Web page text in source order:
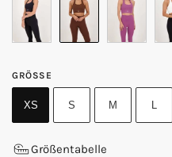
GRÖSSE
XS S M L
Größentabelle